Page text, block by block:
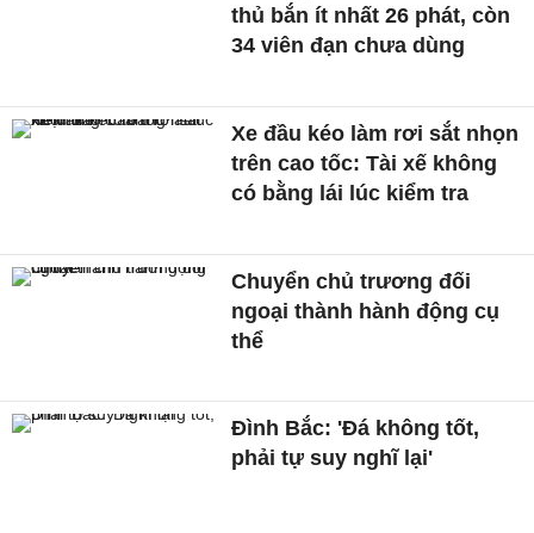
thủ bắn ít nhất 26 phát, còn
34 viên đạn chưa dùng
Xe đầu kéo làm rơi sắt nhọn
trên cao tốc: Tài xế không
có bằng lái lúc kiểm tra
Chuyển chủ trương đối
ngoại thành hành động cụ
thể
Đình Bắc: 'Đá không tốt,
phải tự suy nghĩ lại'